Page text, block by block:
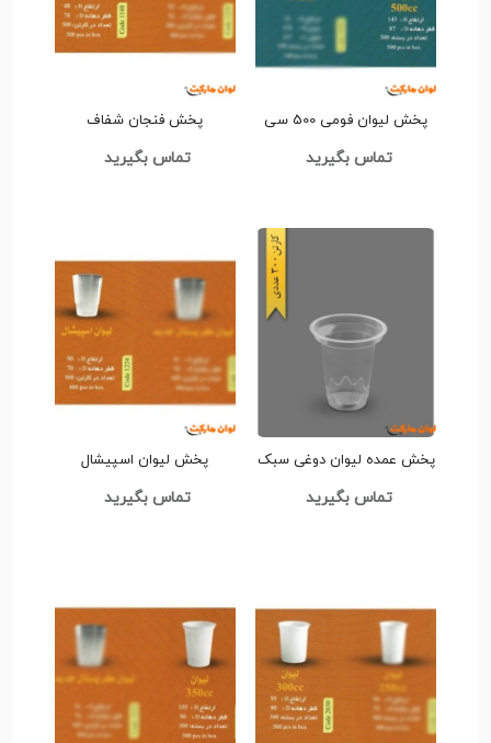
پخش لیوان فومی 500 سی
G3146
تماس بگیرید
پخش فنجان شفاف
تماس بگیرید
پخش عمده لیوان دوغی سبک
تماس بگیرید
پخش لیوان اسپیشال
تماس بگیرید